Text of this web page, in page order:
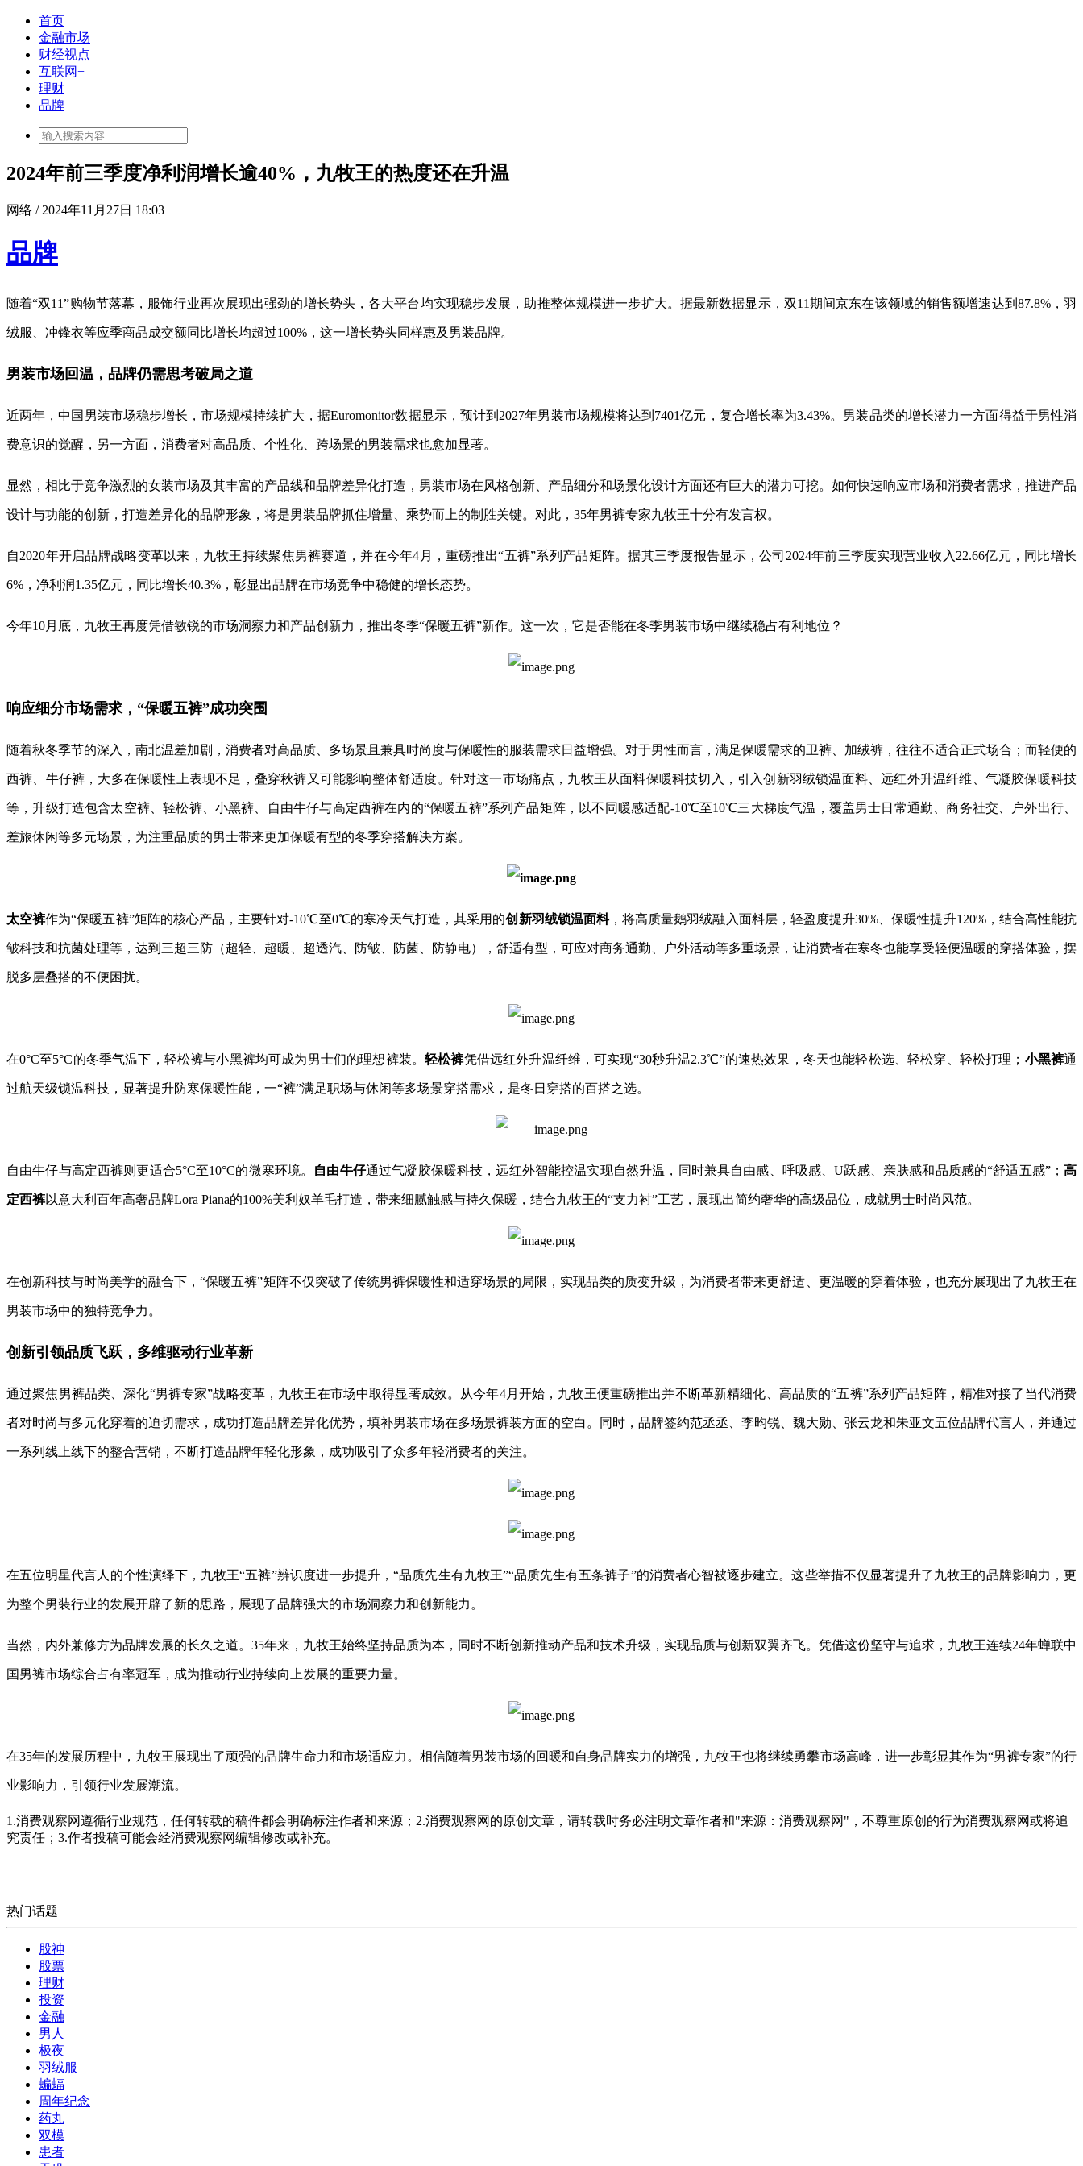
首页
金融市场
财经视点
互联网+
理财
品牌
2024年前三季度净利润增长逾40%，九牧王的热度还在升温
网络 / 2024年11月27日 18:03
品牌
随着“双11”购物节落幕，服饰行业再次展现出强劲的增长势头，各大平台均实现稳步发展，助推整体规模进一步扩大。据最新数据显示，双11期间京东在该领域的销售额增速达到87.8%，羽
绒服、冲锋衣等应季商品成交额同比增长均超过100%，这一增长势头同样惠及男装品牌。
男装市场回温，品牌仍需思考破局之道
近两年，中国男装市场稳步增长，市场规模持续扩大，据Euromonitor数据显示，预计到2027年男装市场规模将达到7401亿元，复合增长率为3.43%。男装品类的增长潜力一方面得益于男性消
费意识的觉醒，另一方面，消费者对高品质、个性化、跨场景的男装需求也愈加显著。
显然，相比于竞争激烈的女装市场及其丰富的产品线和品牌差异化打造，男装市场在风格创新、产品细分和场景化设计方面还有巨大的潜力可挖。如何快速响应市场和消费者需求，推进产品
设计与功能的创新，打造差异化的品牌形象，将是男装品牌抓住增量、乘势而上的制胜关键。对此，35年男裤专家九牧王十分有发言权。
自2020年开启品牌战略变革以来，九牧王持续聚焦男裤赛道，并在今年4月，重磅推出“五裤”系列产品矩阵。据其三季度报告显示，公司2024年前三季度实现营业收入22.66亿元，同比增长
6%，净利润1.35亿元，同比增长40.3%，彰显出品牌在市场竞争中稳健的增长态势。
今年10月底，九牧王再度凭借敏锐的市场洞察力和产品创新力，推出冬季“保暖五裤”新作。这一次，它是否能在冬季男装市场中继续稳占有利地位？
响应细分市场需求，“保暖五裤”成功突围
随着秋冬季节的深入，南北温差加剧，消费者对高品质、多场景且兼具时尚度与保暖性的服装需求日益增强。对于男性而言，满足保暖需求的卫裤、加绒裤，往往不适合正式场合；而轻便的
西裤、牛仔裤，大多在保暖性上表现不足，叠穿秋裤又可能影响整体舒适度。针对这一市场痛点，九牧王从面料保暖科技切入，引入创新羽绒锁温面料、远红外升温纤维、气凝胶保暖科技
等，升级打造包含太空裤、轻松裤、小黑裤、自由牛仔与高定西裤在内的“保暖五裤”系列产品矩阵，以不同暖感适配-10℃至10℃三大梯度气温，覆盖男士日常通勤、商务社交、户外出行、
差旅休闲等多元场景，为注重品质的男士带来更加保暖有型的冬季穿搭解决方案。
太空裤作为“保暖五裤”矩阵的核心产品，主要针对-10℃至0℃的寒冷天气打造，其采用的创新羽绒锁温面料，将高质量鹅羽绒融入面料层，轻盈度提升30%、保暖性提升120%，结合高性能抗
皱科技和抗菌处理等，达到三超三防（超轻、超暖、超透汽、防皱、防菌、防静电），舒适有型，可应对商务通勤、户外活动等多重场景，让消费者在寒冬也能享受轻便温暖的穿搭体验，摆
脱多层叠搭的不便困扰。
在0°C至5°C的冬季气温下，轻松裤与小黑裤均可成为男士们的理想裤装。轻松裤凭借远红外升温纤维，可实现“30秒升温2.3℃”的速热效果，冬天也能轻松选、轻松穿、轻松打理； 小黑裤通
过航天级锁温科技，显著提升防寒保暖性能，一“裤”满足职场与休闲等多场景穿搭需求，是冬日穿搭的百搭之选。
自由牛仔与高定西裤则更适合5°C至10°C的微寒环境。 自由牛仔通过气凝胶保暖科技，远红外智能控温实现自然升温，同时兼具自由感、呼吸感、U跃感、亲肤感和品质感的“舒适五感”； 高
定西裤以意大利百年高奢品牌Lora Piana的100%美利奴羊毛打造，带来细腻触感与持久保暖，结合九牧王的“支力衬”工艺，展现出简约奢华的高级品位，成就男士时尚风范。
在创新科技与时尚美学的融合下，“保暖五裤”矩阵不仅突破了传统男裤保暖性和适穿场景的局限，实现品类的质变升级，为消费者带来更舒适、更温暖的穿着体验，也充分展现出了九牧王在
男装市场中的独特竞争力。
创新引领品质飞跃，多维驱动行业革新
通过聚焦男裤品类、深化“男裤专家”战略变革，九牧王在市场中取得显著成效。从今年4月开始，九牧王便重磅推出并不断革新精细化、高品质的“五裤”系列产品矩阵，精准对接了当代消费
者对时尚与多元化穿着的迫切需求，成功打造品牌差异化优势，填补男装市场在多场景裤装方面的空白。同时，品牌签约范丞丞、李昀锐、魏大勋、张云龙和朱亚文五位品牌代言人，并通过
一系列线上线下的整合营销，不断打造品牌年轻化形象，成功吸引了众多年轻消费者的关注。
在五位明星代言人的个性演绎下，九牧王“五裤”辨识度进一步提升，“品质先生有九牧王”“品质先生有五条裤子”的消费者心智被逐步建立。这些举措不仅显著提升了九牧王的品牌影响力，更
为整个男装行业的发展开辟了新的思路，展现了品牌强大的市场洞察力和创新能力。‌
当然，内外兼修方为品牌发展的长久之道。35年来，九牧王始终坚持品质为本，同时不断创新推动产品和技术升级，实现品质与创新双翼齐飞。凭借这份坚守与追求，九牧王连续24年蝉联中
国男裤市场综合占有率冠军，成为推动行业持续向上发展的重要力量。
在35年的发展历程中，九牧王展现出了顽强的品牌生命力和市场适应力。相信随着男装市场的回暖和自身品牌实力的增强，九牧王也将继续勇攀市场高峰，进一步彰显其作为“男裤专家”的行
业影响力，引领行业发展潮流。
1.消费观察网遵循行业规范，任何转载的稿件都会明确标注作者和来源；2.消费观察网的原创文章，请转载时务必注明文章作者和"来源：消费观察网"，不尊重原创的行为消费观察网或将追
究责任；3.作者投稿可能会经消费观察网编辑修改或补充。
热门话题
股神
股票
理财
投资
金融
男人
极夜
羽绒服
蝙蝠
周年纪念
药丸
双模
患者